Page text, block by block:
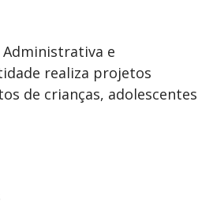
e
realiza projetos
de crianças, adolescentes